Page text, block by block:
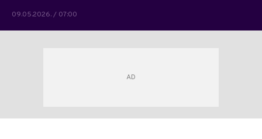
09.05.2026. / 07:00